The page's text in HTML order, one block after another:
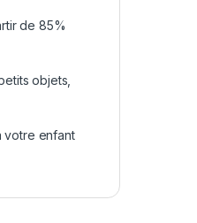
de 85%
objets,
votre enfant